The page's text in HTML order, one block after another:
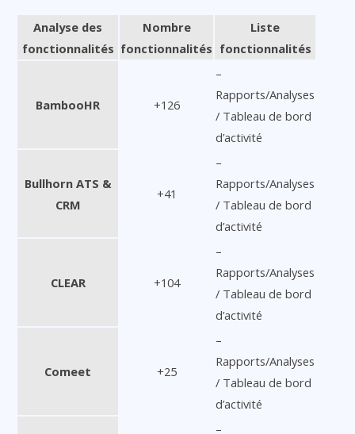
Analyse des
fonctionnalités
Nombre
fonctionnalités
Liste
fonctionnalités
BambooHR +126
–
Rapports/Analyses
/ Tableau de bord
d’activité
Bullhorn ATS &
CRM
+41
–
Rapports/Analyses
/ Tableau de bord
d’activité
CLEAR +104
–
Rapports/Analyses
/ Tableau de bord
d’activité
Comeet +25
–
Rapports/Analyses
/ Tableau de bord
d’activité
–